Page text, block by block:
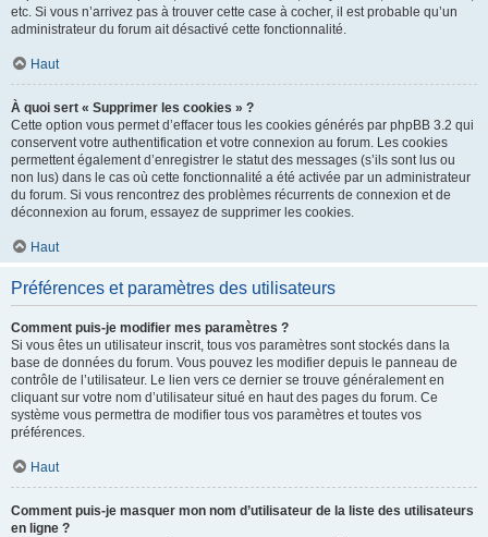
etc. Si vous n’arrivez pas à trouver cette case à cocher, il est probable qu’un
administrateur du forum ait désactivé cette fonctionnalité.
Haut
À quoi sert « Supprimer les cookies » ?
Cette option vous permet d’effacer tous les cookies générés par phpBB 3.2 qui
conservent votre authentification et votre connexion au forum. Les cookies
permettent également d’enregistrer le statut des messages (s’ils sont lus ou
non lus) dans le cas où cette fonctionnalité a été activée par un administrateur
du forum. Si vous rencontrez des problèmes récurrents de connexion et de
déconnexion au forum, essayez de supprimer les cookies.
Haut
Préférences et paramètres des utilisateurs
Comment puis-je modifier mes paramètres ?
Si vous êtes un utilisateur inscrit, tous vos paramètres sont stockés dans la
base de données du forum. Vous pouvez les modifier depuis le panneau de
contrôle de l’utilisateur. Le lien vers ce dernier se trouve généralement en
cliquant sur votre nom d’utilisateur situé en haut des pages du forum. Ce
système vous permettra de modifier tous vos paramètres et toutes vos
préférences.
Haut
Comment puis-je masquer mon nom d’utilisateur de la liste des utilisateurs
en ligne ?